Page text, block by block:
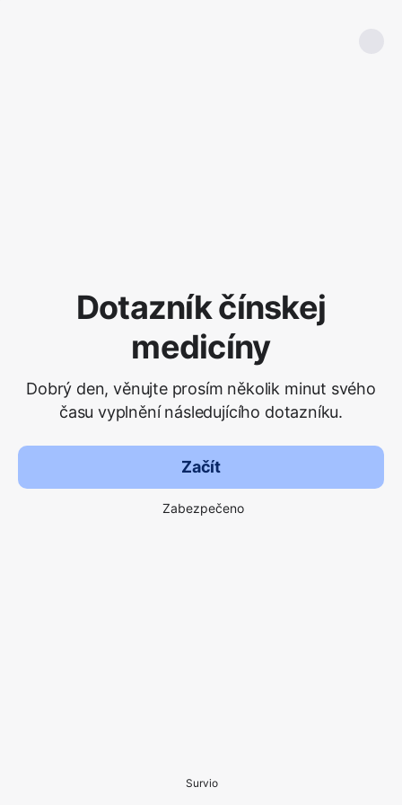
Dotazník čínskej
medicíny
Dobrý den, věnujte prosím několik minut svého
času vyplnění následujícího dotazníku.
Začít
Zabezpečeno
Survio